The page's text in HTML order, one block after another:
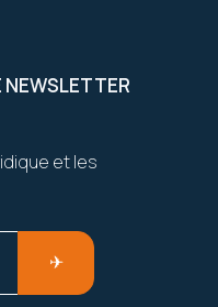
NEWSLETTER
et les